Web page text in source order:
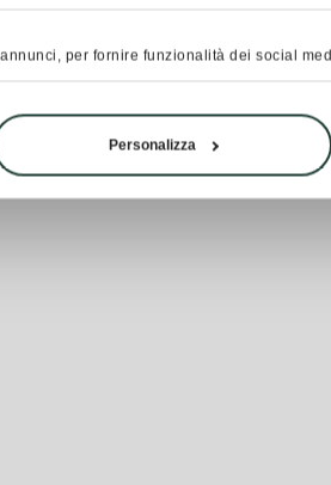
per fornire funzionalità dei social
Personalizza